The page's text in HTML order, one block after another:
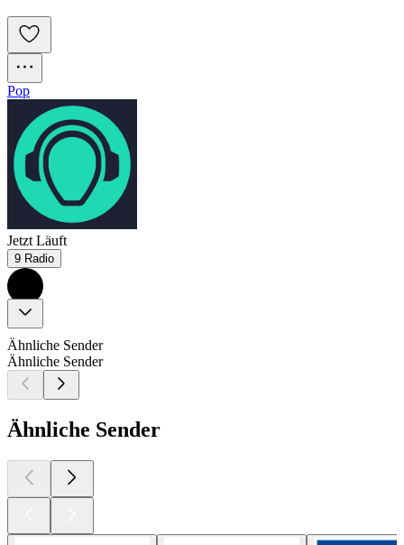
Pop
Jetzt Läuft
9 Radio
Ähnliche Sender
Ähnliche Sender
Ähnliche Sender